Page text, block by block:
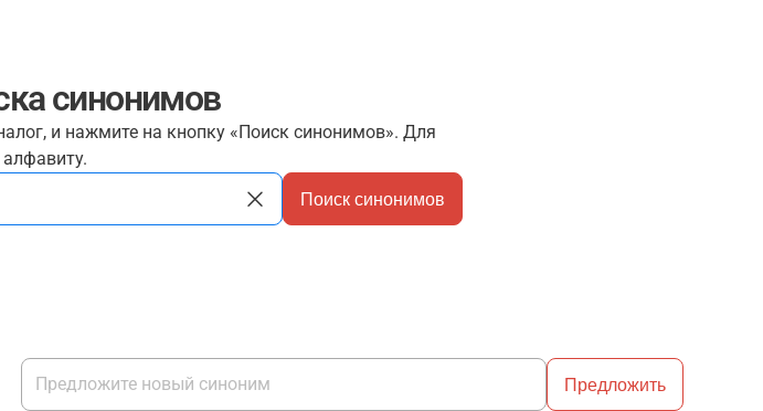
синонимов
и нажмите на кнопку «Поиск синонимов». Для
Поиск синонимов
Предложить